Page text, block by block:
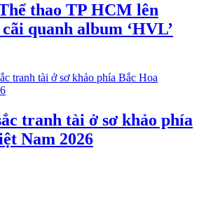
thao TP HCM lên
quanh album ‘HVL’
tranh tài ở sơ khảo phía
Nam 2026